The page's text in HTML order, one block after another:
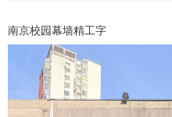
南京校园幕墙精工字